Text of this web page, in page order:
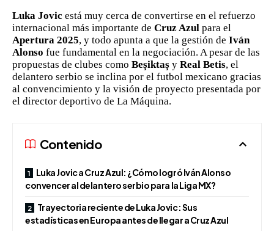
Luka Jovic está muy cerca de convertirse en el refuerzo
internacional más importante de Cruz Azul para el
Apertura 2025, y todo apunta a que la gestión de Iván
Alonso fue fundamental en la negociación. A pesar de las
propuestas de clubes como Beşiktaş y Real Betis, el
delantero serbio se inclina por el futbol mexicano gracias
al convencimiento y la visión de proyecto presentada por
el director deportivo de La Máquina.
Contenido
Luka Jovic a Cruz Azul: ¿Cómo logró Iván Alonso
convencer al delantero serbio para la Liga MX?
Trayectoria reciente de Luka Jovic: Sus
estadísticas en Europa antes de llegar a Cruz Azul